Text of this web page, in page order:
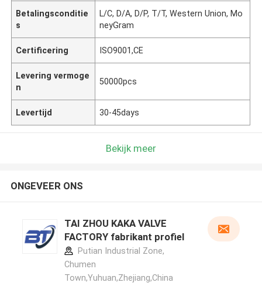
Betalingsconditie
s
L/C, D/A, D/P, T/T, Western Union, Mo
neyGram
Certificering ISO9001,CE
Levering vermoge
n
50000pcs
Levertijd 30-45days
Bekijk meer
ONGEVEER ONS
TAI ZHOU KAKA VALVE
FACTORY fabrikant profiel
Putian Industrial Zone,
Chumen
Town,Yuhuan,Zhejiang,China